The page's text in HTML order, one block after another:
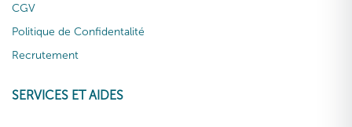
CGV
Politique de Confidentalité
Recrutement
SERVICES ET AIDES